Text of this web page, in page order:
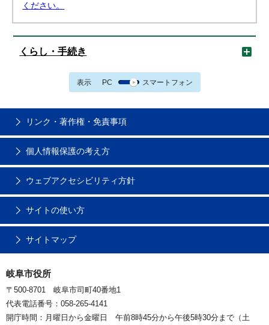
ください。
くらし・手続き
表示 PC スマートフォン
リンク・著作権・免責事項
個人情報保護の考え方
ウェブアクセシビリティ方針
サイトの使い方
サイトマップ
岐阜市役所
〒500-8701 岐阜市司町40番地1
代表電話番号：058-265-4141
開庁時間：月曜日から金曜日 午前8時45分から午後5時30分まで（土